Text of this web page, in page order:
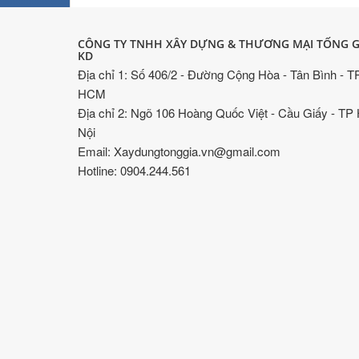
CÔNG TY TNHH XÂY DỰNG & THƯƠNG MẠI TỐNG
KD
Địa chỉ 1: Số 406/2 - Đường Cộng Hòa - Tân Bình -
HCM
Địa chỉ 2: Ngõ 106 Hoàng Quốc Việt - Cầu Giấy - TP
Nội
Email: Xaydungtonggia.vn@gmail.com
Hotline: 0904.244.561